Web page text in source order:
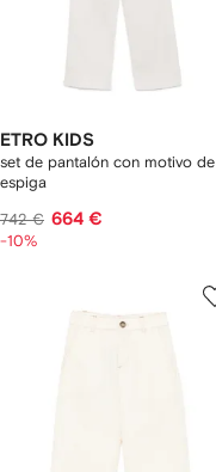
ETRO KIDS
set de pantalón con motivo de
espiga
742 € 664 €
-10%